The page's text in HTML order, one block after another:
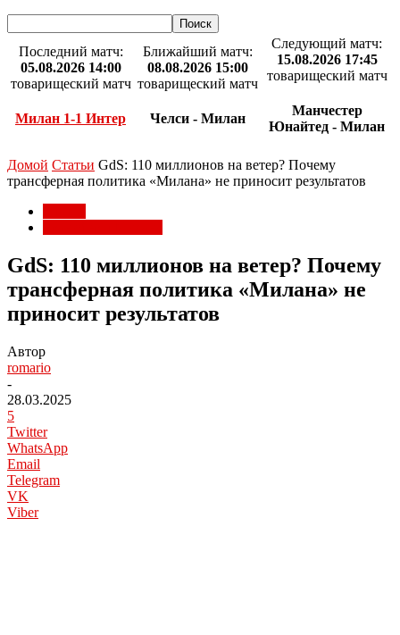
Последний матч:
05.08.2026 14:00
товарищеский матч
Милан 1-1 Интер
Ближайший матч:
08.08.2026 15:00
товарищеский матч
Челси - Милан
Следующий матч:
15.08.2026 17:45
товарищеский матч
Манчестер
Юнайтед - Милан
Домой Статьи GdS: 110 миллионов на ветер? Почему
трансферная политика «Милана» не приносит результатов
GdS: 110 миллионов на ветер? Почему
трансферная политика «Милана» не
приносит результатов
Автор
romario
-
28.03.2025
5
Twitter
WhatsApp
Email
Telegram
VK
Viber